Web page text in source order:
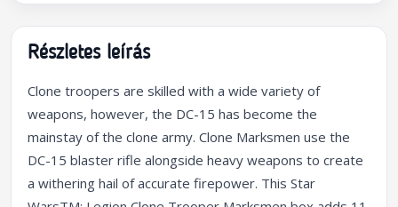
Részletes leírás
Clone troopers are skilled with a wide variety of
weapons, however, the DC-15 has become the
mainstay of the clone army. Clone Marksmen use the
DC-15 blaster rifle alongside heavy weapons to create
a withering hail of accurate firepower. This Star